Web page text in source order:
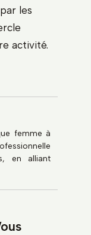
les
activité.
femme à
en alliant